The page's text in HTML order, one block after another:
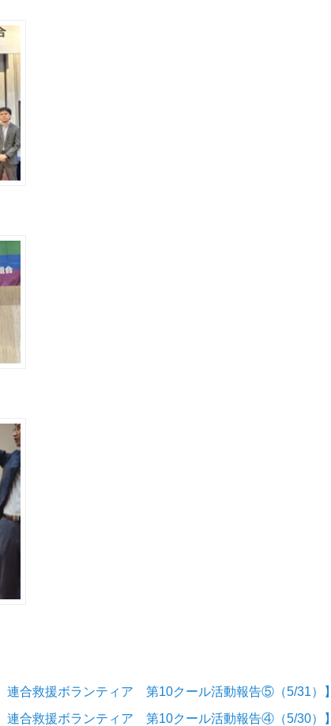
連合救援ボランティア 第10クール活動報告⑤（5/31）】
連合救援ボランティア 第10クール活動報告④（5/30）】